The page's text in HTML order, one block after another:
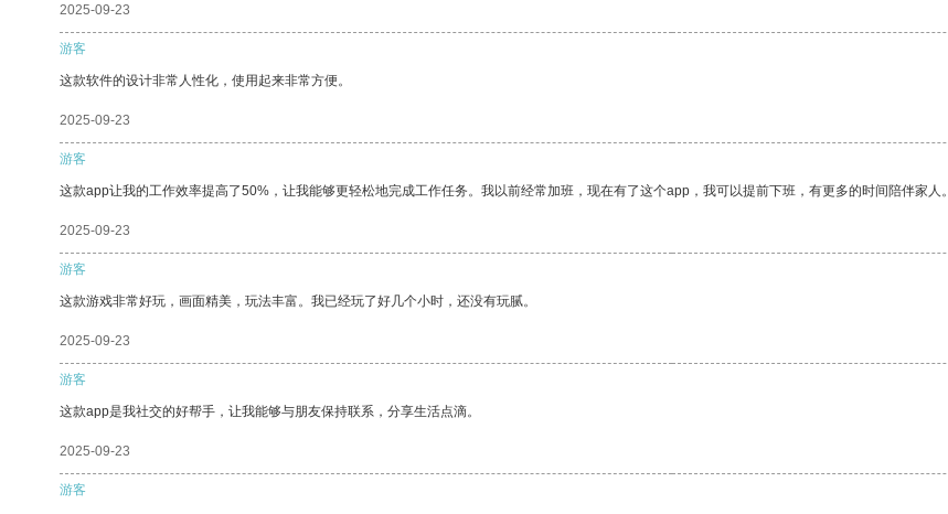
2025-09-23
游客
这款软件的设计非常人性化，使用起来非常方便。
2025-09-23
游客
这款app让我的工作效率提高了50%，让我能够更轻松地完成工作任务。我以前经常加班，现在有了这个app，我可以提前下班，有更多的时间陪伴家人。
2025-09-23
游客
这款游戏非常好玩，画面精美，玩法丰富。我已经玩了好几个小时，还没有玩腻。
2025-09-23
游客
这款app是我社交的好帮手，让我能够与朋友保持联系，分享生活点滴。
2025-09-23
游客